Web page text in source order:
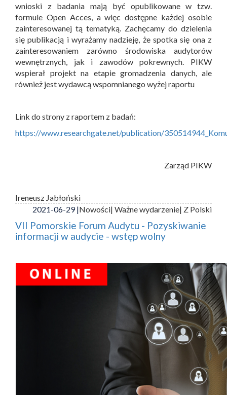
wnioski z badania mają być opublikowane w tzw.
formule Open Acces, a więc dostępne każdej osobie
zainteresowanej tą tematyką. Zachęcamy do dzielenia
się publikacją i wyrażamy nadzieję, że spotka się ona z
zainteresowaniem zarówno środowiska audytorów
wewnętrznych, jak i zawodów pokrewnych. PIKW
wspierał projekt na etapie gromadzenia danych, ale
również jest wydawcą wspomnianego wyżej raportu
Link do strony z raportem z badań:
https://www.researchgate.net/publication/
Zarząd PIKW
Ireneusz Jabłoński
2021-06-29 |Nowości| Ważne wydarzenie| Z Polski
VII Pomorskie Forum Audytu - Pozyskiwanie
informacji w audycie - wstęp wolny